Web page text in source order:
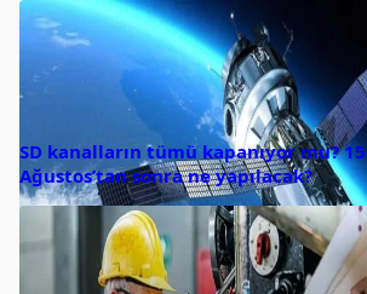
SD kanalların tümü kapanıyor mu? 15
Ağustos’tan sonra ne yapılacak?